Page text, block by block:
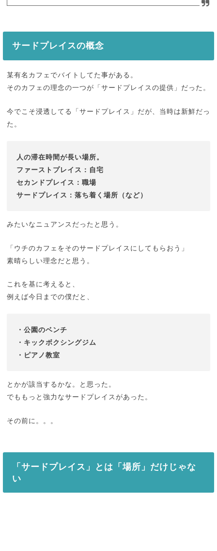
サードプレイスの概念
某有名カフェでバイトしてた事がある。
そのカフェの理念の一つが「サードプレイスの提供」だった。
今でこそ浸透してる「サードプレイス」だが、当時は新鮮だっ
た。
人の滞在時間が長い場所。
ファーストプレイス：自宅
セカンドプレイス：職場
サードプレイス：落ち着く場所（など）
みたいなニュアンスだったと思う。
「ウチのカフェをそのサードプレイスにしてもらおう」
素晴らしい理念だと思う。
これを基に考えると、
例えば今日までの僕だと、
・公園のベンチ
・キックボクシングジム
・ピアノ教室
とかが該当するかな。と思った。
でももっと強力なサードプレイスがあった。
その前に。。。
「サードプレイス」とは「場所」だけじゃな
い